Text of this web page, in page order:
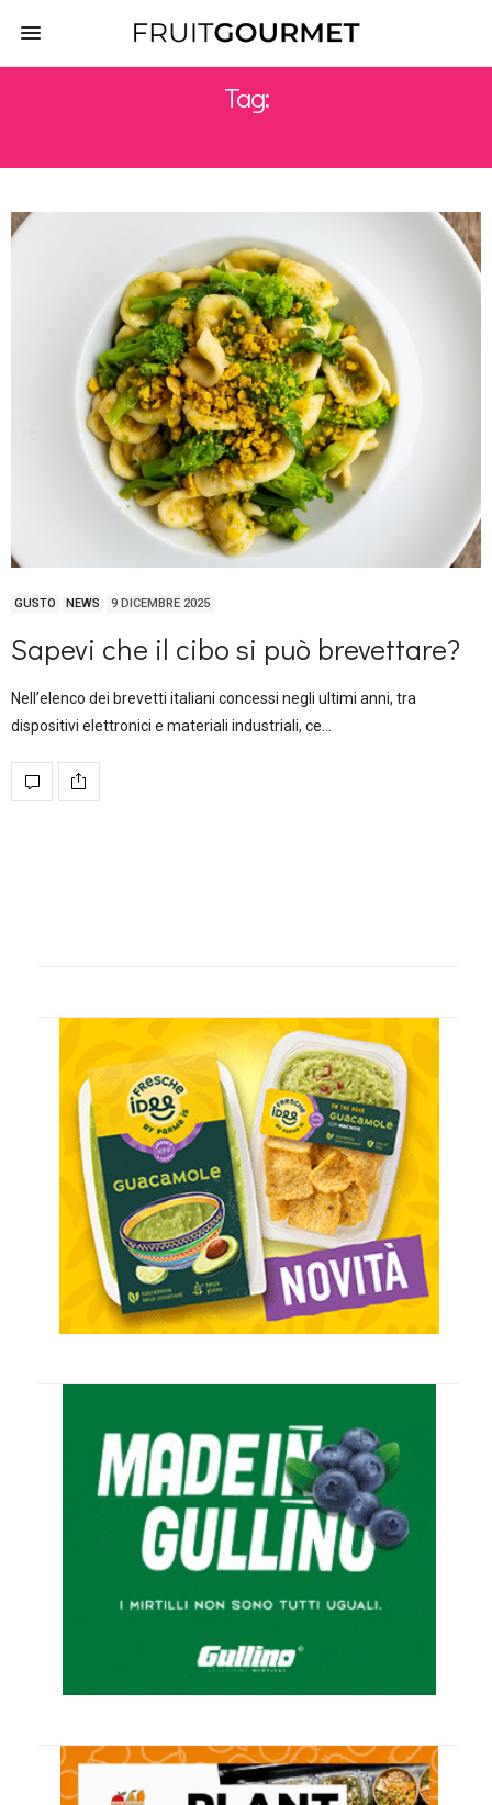
Tag:
GUSTO NEWS 9 DICEMBRE 2025
Sapevi che il cibo si può brevettare?
Nell’elenco dei brevetti italiani concessi negli ultimi anni, tra
dispositivi elettronici e materiali industriali, ce…